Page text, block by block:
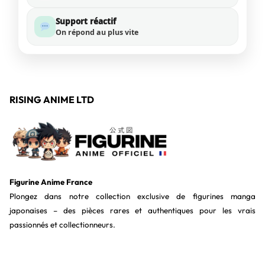
Support réactif
On répond au plus vite
RISING ANIME LTD
Figurine Anime France
Plongez dans notre collection exclusive de figurines manga
japonaises – des pièces rares et authentiques pour les vrais
passionnés et collectionneurs.